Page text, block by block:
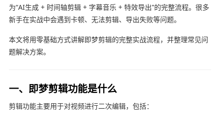
为“AI生成 + 时间轴剪辑 + 字幕音乐 + 特效导出”的完整流程。很多
新手在实战中会遇到卡顿、无法剪辑、导出失败等问题。
本文将用零基础方式讲解即梦剪辑的完整实战流程，并整理常见问
题解决方案。
一、即梦剪辑功能是什么
剪辑功能主要用于对视频进行二次编辑，包括：